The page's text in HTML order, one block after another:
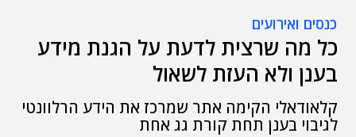
כנסים ואירועים
כל מה שרצית לדעת על הגנת מידע
בענן ולא העזת לשאול
קלאודאלי הקימה אתר שמרכז את הידע הרלוונטי
לגיבוי בענן תחת קורת גג אחת